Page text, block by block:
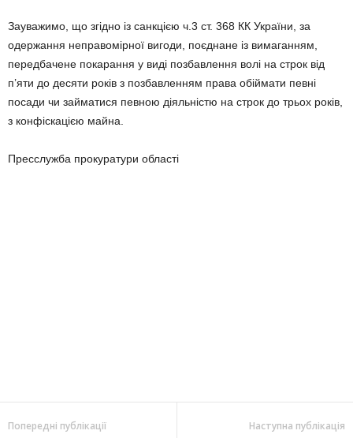
Зауважимо, що згідно із санкцією ч.3 ст. 368 КК України, за
одержання неправомірної вигоди, поєднане із вимаганням,
передбачене покарання у виді позбавлення волі на строк від
п’яти до десяти років з позбавленням права обіймати певні
посади чи займатися певною діяльністю на строк до трьох років,
з конфіскацією майна.
Пресслужба прокуратури області
Попередні публікації Наступна публікація